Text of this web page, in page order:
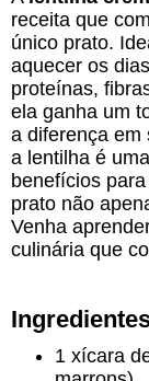
receita que
único prato.
aquecer os
proteínas,
ela ganha um
a diferença em
a lentilha é
benefícios
prato não
Venha
culinária que
1 xícara